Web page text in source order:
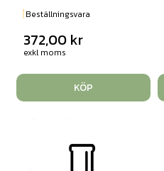
Beställningsvara
372,00 kr
exkl moms
KÖP